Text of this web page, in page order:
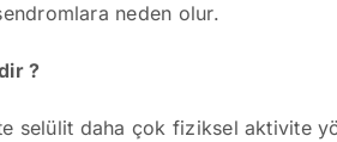
neden olur.
?
selülit daha çok fiziksel aktivite